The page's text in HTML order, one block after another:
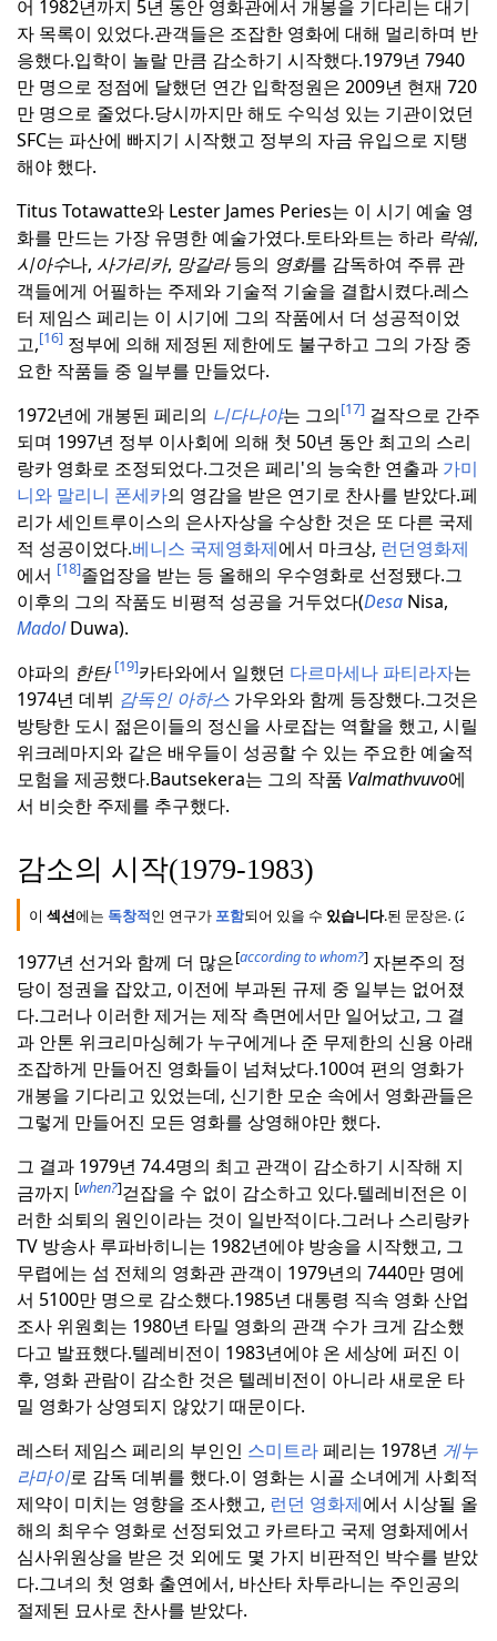
어 1982년까지 5년 동안 영화관에서 개봉을 기다리는 대기
자 목록이 있었다.관객들은 조잡한 영화에 대해 멀리하며 반
응했다.입학이 놀랄 만큼 감소하기 시작했다.1979년 7940
만 명으로 정점에 달했던 연간 입학정원은 2009년 현재 720
만 명으로 줄었다.당시까지만 해도 수익성 있는 기관이었던
SFC는 파산에 빠지기 시작했고 정부의 자금 유입으로 지탱
해야 했다.
Titus Totawatte와 Lester James Peries는 이 시기 예술 영
화를 만드는 가장 유명한 예술가였다.토타와트는 하라 락쉐,
시아수나, 사가리카, 망갈라등의 영화를 감독하여 주류 관
객들에게 어필하는 주제와 기술적 기술을 결합시켰다.레스
터 제임스 페리는 이 시기에 그의 작품에서 더 성공적이었
고,[16] 정부에 의해 제정된 제한에도 불구하고 그의 가장 중
요한 작품들 중 일부를 만들었다.
1972년에 개봉된 페리의 니다나야는 그의[17] 걸작으로 간주
되며 1997년 정부 이사회에 의해 첫 50년 동안 최고의 스리
랑카 영화로 조정되었다.그것은 페리'의 능숙한 연출과 가미
니와 말리니 폰세카의 영감을 받은 연기로 찬사를 받았다.페
리가 세인트루이스의 은사자상을 수상한 것은 또 다른 국제
적 성공이었다.베니스 국제영화제에서 마크상, 런던영화제
에서 [18]졸업장을 받는 등 올해의 우수영화로 선정됐다.그
이후의 그의 작품도 비평적 성공을 거두었다(Desa Nisa,
MadolDuwa).
야파의 한탄 [19]카타와에서 일했던 다르마세나 파티라자는
1974년 데뷔 감독인 아하스 가우와와 함께 등장했다.그것은
방탕한 도시 젊은이들의 정신을 사로잡는 역할을 했고, 시릴
위크레마지와 같은 배우들이 성공할 수 있는 주요한 예술적
모험을 제공했다.Bautsekera는 그의 작품 Valmathvuvo에
서 비슷한 주제를 추구했다.
감소의 시작(1979-1983)
이섹션에는 독창적인 연구가 포함되어 있을 수 있습니다.된 문장은. (2017
1977년 선거와 함께 더 많은[according to whom?] 자본주의 정
당이 정권을 잡았고, 이전에 부과된 규제 중 일부는 없어졌
다.그러나 이러한 제거는 제작 측면에서만 일어났고, 그 결
과 안톤 위크리마싱헤가 누구에게나 준 무제한의 신용 아래
조잡하게 만들어진 영화들이 넘쳐났다.100여 편의 영화가
개봉을 기다리고 있었는데, 신기한 모순 속에서 영화관들은
그렇게 만들어진 모든 영화를 상영해야만 했다.
그 결과 1979년 74.4명의 최고 관객이 감소하기 시작해 지
금까지 [when?]걷잡을 수 없이 감소하고 있다.텔레비전은 이
러한 쇠퇴의 원인이라는 것이 일반적이다.그러나 스리랑카
TV 방송사 루파바히니는 1982년에야 방송을 시작했고, 그
무렵에는 섬 전체의 영화관 관객이 1979년의 7440만 명에
서 5100만 명으로 감소했다.1985년 대통령 직속 영화 산업
조사 위원회는 1980년 타밀 영화의 관객 수가 크게 감소했
다고 발표했다.텔레비전이 1983년에야 온 세상에 퍼진 이
후, 영화 관람이 감소한 것은 텔레비전이 아니라 새로운 타
밀 영화가 상영되지 않았기 때문이다.
레스터 제임스 페리의 부인인 스미트라페리는 1978년 게누
라마이로 감독 데뷔를 했다.이 영화는 시골 소녀에게 사회적
제약이 미치는 영향을 조사했고, 런던 영화제에서 시상될 올
해의 최우수 영화로 선정되었고 카르타고 국제 영화제에서
심사위원상을 받은 것 외에도 몇 가지 비판적인 박수를 받았
다.그녀의 첫 영화 출연에서, 바산타 차투라니는 주인공의
절제된 묘사로 찬사를 받았다.